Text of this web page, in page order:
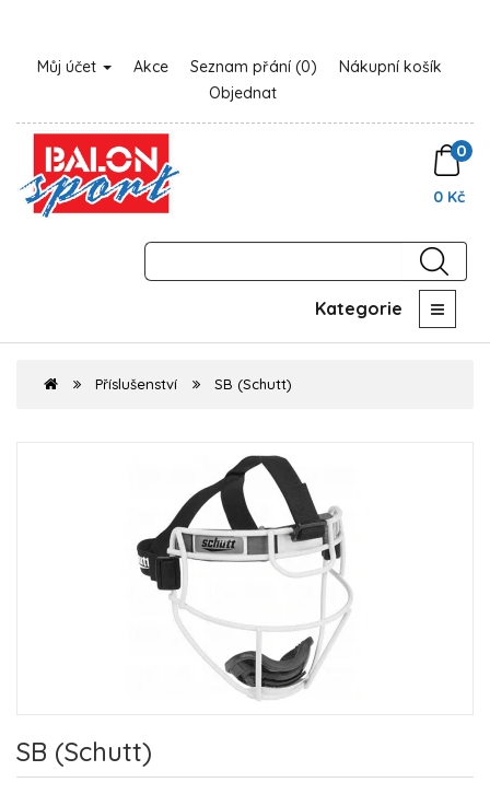
Můj účet Akce Seznam přání (0)
Nákupní košík
Objednat
0
0 Kč
Kategorie
Příslušenství SB (Schutt)
SB (Schutt)